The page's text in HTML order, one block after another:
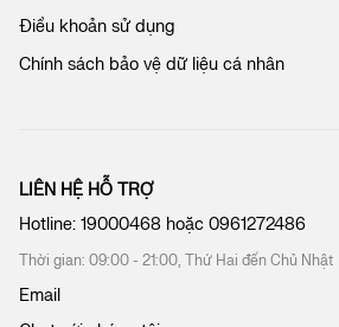
iĐiều khoản sử dụng
Chính sách bảo vệ dữ liệu cá nhân
LIÊN HỆ HỖ TRỢ
Hotline: 19000468 hoặc 0961272486
Thời gian: 09:00 - 21:00, Thứ Hai đến Chủ Nhật
Email